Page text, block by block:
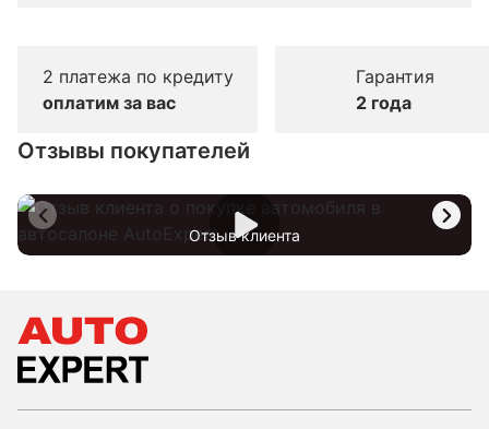
2 платежа по кредиту
оплатим за вас
Гарантия
2 года
Отзывы покупателей
Отзыв клиента